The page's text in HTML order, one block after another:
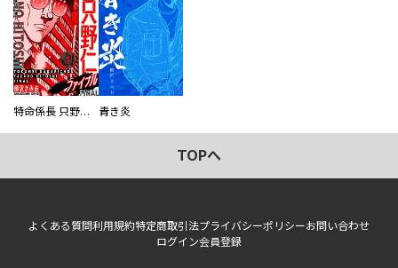
特命係長 只野仁ファイナル 愛蔵版 青き炎
TOPへ
よくある質問利用規約特定商取引法プライバシーポリシーお問い合わせ
ログイン会員登録